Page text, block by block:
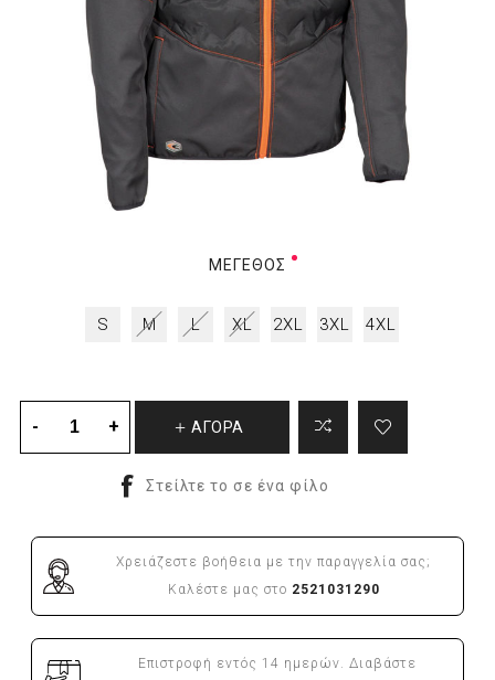
ΜΈΓΕΘΟΣ
S M L XL 2XL 3XL 4XL
ΑΓΟΡΑ
Χρειάζεστε βοήθεια με την παραγγελία σας;
Καλέστε μας στο 2521031290
Επιστροφή εντός 14 ημερών. Διαβάστε